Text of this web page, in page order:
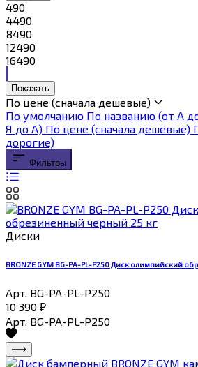
490
4490
8490
12490
16490
Показать
По цене (сначала дешевые)
По умолчанию По названию (от А
Я до А) По цене (сначала дешевые)
дорогие)
Фильтры
Диски
BRONZE GYM BG-PA-PL-P250 Диск олимпийский
Арт. BG-PA-PL-P250
10 390 ₽
Арт. BG-PA-PL-P250